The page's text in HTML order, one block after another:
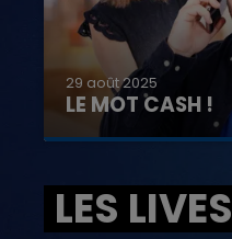
29 août 2025
LE MOT CASH !
LES LIVES